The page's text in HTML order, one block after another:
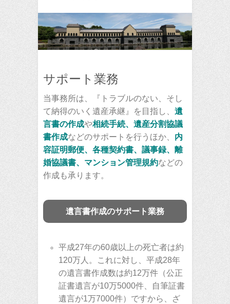
サポート業務
当事務所は、『トラブルのない、そし
て納得のいく遺産承継』を目指し、 遺
言書の作成や相続手続、遺産分割協議
書作成などのサポートを行うほか、 内
容証明郵便、各種契約書、議事録、離
婚協議書、マンション管理規約などの
作成も承ります。
遺言書作成のサポート業務
平成27年の60歳以上の死亡者は約
120万人。これに対し、平成28年
の遺言書作成数は約12万件（公正
証書遺言が10万5000件、自筆証書
遺言が1万7000件）ですから、ざ